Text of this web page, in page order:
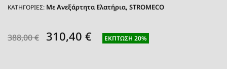
ΚΑΤΗΓΟΡΙΕΣ: Με Ανεξάρτητα Ελατήρια STROMECO
388,00 € 310,40 € ΈΚΠΤΩΣΗ 20%